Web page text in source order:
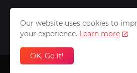
Our website uses cookies to
your experience. Learn more
OK, Go it!